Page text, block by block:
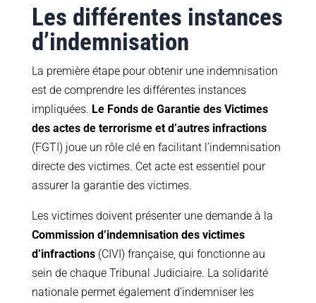
Les différentes instances
d’indemnisation
La première étape pour obtenir une indemnisation
est de comprendre les différentes instances
impliquées. Le Fonds de Garantie des Victimes
des actes de terrorisme et d’autres infractions
(FGTI) joue un rôle clé en facilitant l’indemnisation
directe des victimes. Cet acte est essentiel pour
assurer la garantie des victimes.
Les victimes doivent présenter une demande à la
Commission d’indemnisation des victimes
d’infractions(CIVI) française, qui fonctionne au
sein de chaque Tribunal Judiciaire. La solidarité
nationale permet également d’indemniser les